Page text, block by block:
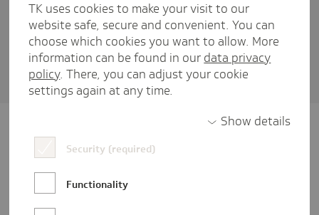
10 Artikel diesem Schlagwort zugehörig
Sortieren nach DatumoderBeliebtheit
TK uses cookies to make your visit to our
website safe, secure and convenient. You can
choose which cookies you want to allow. More
information can be found in our data privacy
policy. There, you can adjust your cookie
settings again at any time.
Show details
Security (required)
Functionality